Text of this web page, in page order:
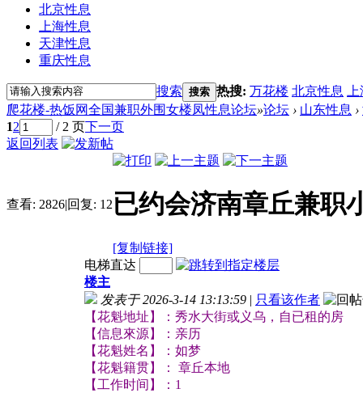
北京性息
上海性息
天津性息
重庆性息
搜索 搜索 热搜: 万花楼 北京性息
爬花楼-热饭网全国兼职外围女楼凤性息论坛»论坛 › 山东性息 ›
12 / 2 页下一页
返回列表
查看: 2826|回复: 12 已约会济南章丘兼职
[复制链接]
电梯直达
楼主
发表于 2026-3-14 13:13:59 | 只看该作者
【花魁地址】：秀水大街或义乌，自已租的房
【信息來源】：亲历
【花魁姓名】：如梦
【花魁籍贯】： 章丘本地
【工作时间】：1